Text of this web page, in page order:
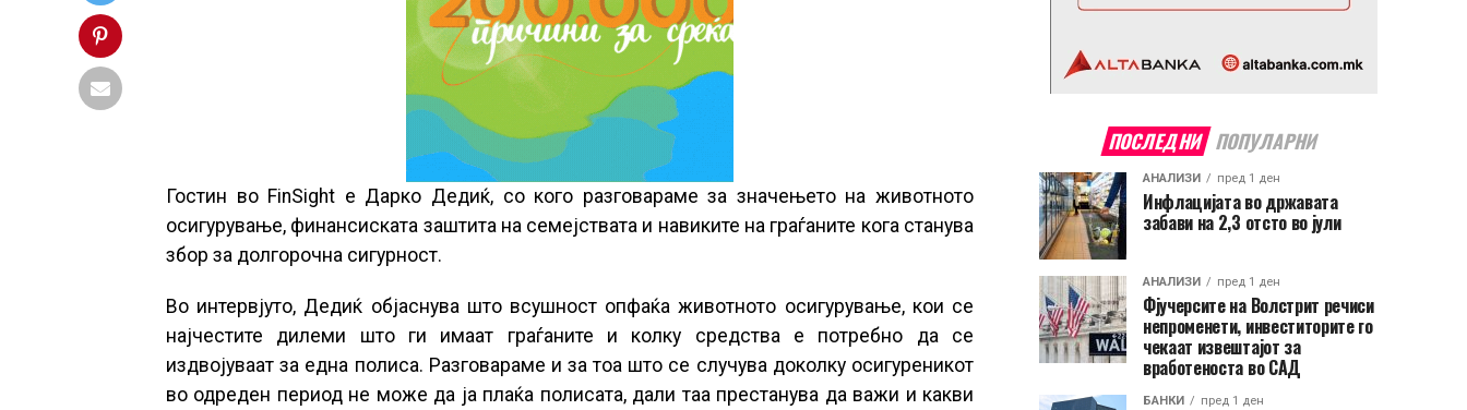
Гостин во FinSight е Дарко Дедиќ, со кого разговараме за значењето на животното
осигурување, финансиската заштита на семејствата и навиките на граѓаните кога станува
збор за долгорочна сигурност.
Во интервјуто, Дедиќ објаснува што всушност опфаќа животното осигурување, кои се
најчестите дилеми што ги имаат граѓаните и колку средства е потребно да се
издвојуваат за една полиса. Разговараме и за тоа што се случува доколку осигуреникот
во одреден период не може да ја плаќа полисата, дали таа престанува да важи и какви
ПОСЛЕДНИ ПОПУЛАРНИ
АНАЛИЗИ пред 1 ден
Инфлацијата во државата
забави на 2,3 отсто во јули
АНАЛИЗИ пред 1 ден
Фјучерсите на Волстрит речиси
непроменети, инвеститорите го
чекаат извештајот за
вработеноста во САД
БАНКИ пред 1 ден